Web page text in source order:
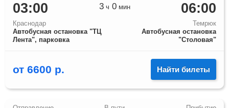
03:00
Краснодар
Автобусная остановка "ТЦ
Лента", парковка
06:00
Темрюк
Автобусная остановка
"Столовая"
3ч 0мин
от 6600 р. Найти билеты